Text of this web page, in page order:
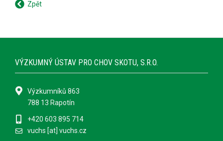
Zpět
VÝZKUMNÝ ÚSTAV PRO CHOV SKOTU, S.R.O.
Výzkumníků 863
788 13 Rapotín
+420 603 895 714
vuchs [at] vuchs.cz